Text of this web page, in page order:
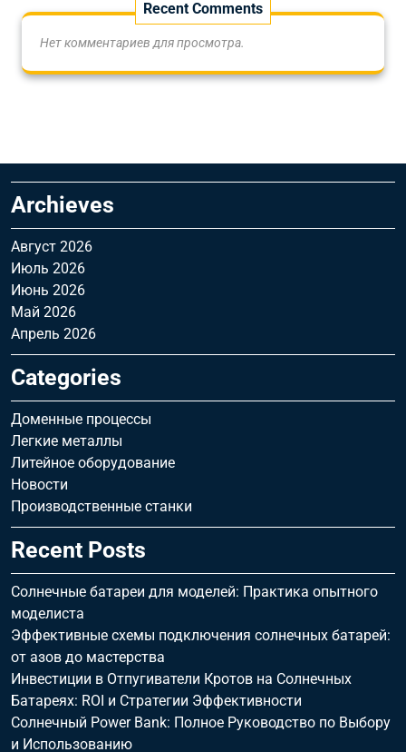
Recent Comments
Нет комментариев для просмотра.
Archieves
Август 2026
Июль 2026
Июнь 2026
Май 2026
Апрель 2026
Categories
Доменные процессы
Легкие металлы
Литейное оборудование
Новости
Производственные станки
Recent Posts
Солнечные батареи для моделей: Практика опытного
моделиста
Эффективные схемы подключения солнечных батарей:
от азов до мастерства
Инвестиции в Отпугиватели Кротов на Солнечных
Батареях: ROI и Стратегии Эффективности
Солнечный Power Bank: Полное Руководство по Выбору
и Использованию